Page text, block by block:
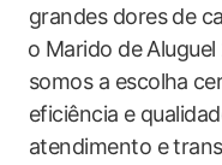
grandes‍ dores de
⁣o⁢ Marido de
somos a escolha⁤
eficiência ​e
atendimento e